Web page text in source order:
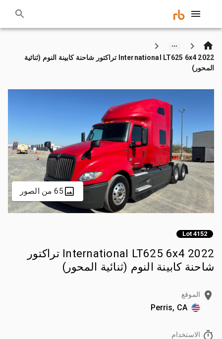
2022 International LT625 6x4 تراكتور شاحنة كابينة النوم (ثنائية
المحور)
65 من الصور
Lot 4152
2022 International LT625 6x4 تراكتور
شاحنة كابينة النوم (ثنائية المحور)
الموقع
Perris, CA
الاستخدام